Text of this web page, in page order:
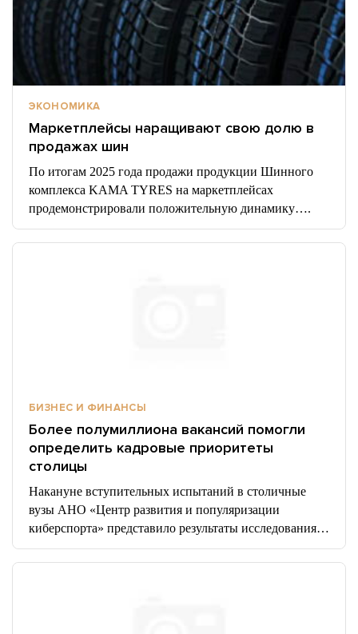
ЭКОНОМИКА
Маркетплейсы наращивают свою долю в
продажах шин
По итогам 2025 года продажи продукции Шинного
комплекса KAMA TYRES на маркетплейсах
продемонстрировали положительную динамику….
БИЗНЕС И ФИНАНСЫ
Более полумиллиона вакансий помогли
определить кадровые приоритеты
столицы
Накануне вступительных испытаний в столичные
вузы АНО «Центр развития и популяризации
киберспорта» представило результаты исследования…